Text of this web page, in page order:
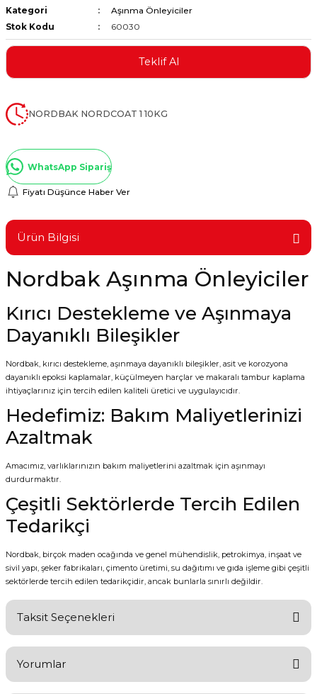
Kaplamalar
ve Penseler
Aletleri
Kategori
Aşınma Önleyiciler
Stok Kodu
60030
Teklif Al
NORDBAK NORDCOAT 1 10KG
WhatsApp Sipariş
Fiyatı Düşünce Haber Ver
Ürün Bilgisi
Nordbak Aşınma Önleyiciler
Kırıcı Destekleme ve Aşınmaya
Dayanıklı Bileşikler
Nordbak, kırıcı destekleme, aşınmaya dayanıklı bileşikler, asit ve korozyona
dayanıklı epoksi kaplamalar, küçülmeyen harçlar ve makaralı tambur kaplama
ihtiyaçlarınız için tercih edilen kaliteli üretici ve uygulayıcıdır.
Hedefimiz: Bakım Maliyetlerinizi
Azaltmak
Amacımız, varlıklarınızın bakım maliyetlerini azaltmak için aşınmayı
durdurmaktır.
Çeşitli Sektörlerde Tercih Edilen
Tedarikçi
Nordbak, birçok maden ocağında ve genel mühendislik, petrokimya, inşaat ve
sivil yapı, şeker fabrikaları, çimento üretimi, su dağıtımı ve gıda işleme gibi çeşitli
sektörlerde tercih edilen tedarikçidir, ancak bunlarla sınırlı değildir.
Taksit Seçenekleri
Yorumlar